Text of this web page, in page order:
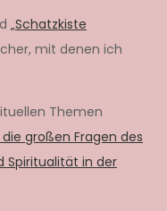
„Schatzkiste
mit denen ich
Themen
die großen Fragen des
Spiritualität in der